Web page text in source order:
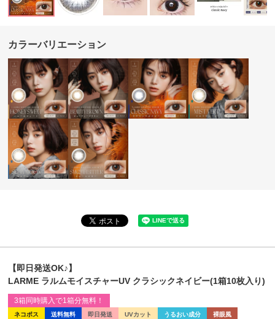
カラーバリエーション
【即日発送OK♪】
LARME ラルムモイスチャーUV クラシックネイビー(1箱10枚入り)
ネコポス 送料無料 即日発送 UVカット うるおい成分 裸眼風
3箱同時購入で1箱分無料！